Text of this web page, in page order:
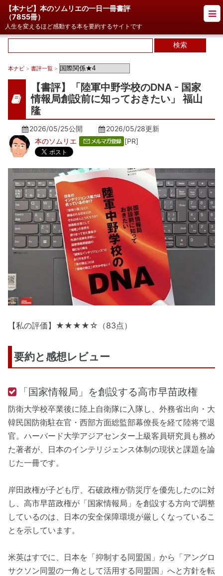
【本ナビ】本のソムリエの一日一冊書評
（7855冊）
人生を変えるほど感動する本を要約するサイトです
本ナビ > 書評一覧 >
【書評】「陸軍中野学校のDNA - 国家
情報局創設前に知っておきたい」 福山
隆
2026/05/25公開 2026/05/28更新
本のソムリエ
[PR]
【私の評価】★★★★☆（83点）
要約と感想レビュー
「国家情報局」を創設する高市早苗政権
防衛大学校卒業後に陸上自衛隊に入隊し、外務省出向・大
韓民国防衛駐在官・西部方面総監部幕僚長を経て陸将で退
官。ハーバード大学アジアセンター上級客員研究員も務め
た著者が、日本のインテリジェンス体制の現状と課題を論
じた一冊です。
岸田政権が子ども庁、石破政権が防災庁を優先したのに対
し、高市早苗政権が「国家情報局」を創設する方向で調整
しているのは、日本の安全保障環境が厳しくなっているこ
とを示しています。
米英はすでに、日本を「抑制する同盟国」から「アングロ
サクソン同盟の一角として活用する同盟国」へと方針を転